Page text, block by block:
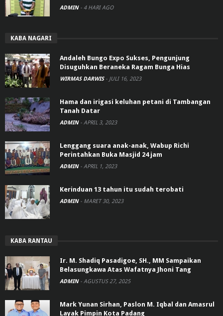
ADMIN - 4 HARI AGO
KABA NAGARI
Andaleh Bungo Expo Sukses, Pengunjung
Disuguhkan Beraneka Ragam Bunga Hias
WIRMAS DARWIS - JULI 16, 2023
Hama dan irigasi keluhan petani di Tambangan
Tanah Datar
ADMIN - APRIL 3, 2023
Lenggang suara anak-anak, Wabup Richi
Perintahkan Buka Masjid 24 jam
ADMIN - APRIL 1, 2023
Kerinduan 13 tahun itu sudah terobati
ADMIN - MARET 30, 2023
KABA RANTAU
Ir. M. Shadiq Pasadigoe, SH., MM Sampaikan
Belasungkawa Atas Wafatnya Jhoni Tang
ADMIN - AGUSTUS 27, 2025
Mark Yunan Sirhan, Paslon M. Iqbal dan Amasrul
Layak Pimpin Kota Padang